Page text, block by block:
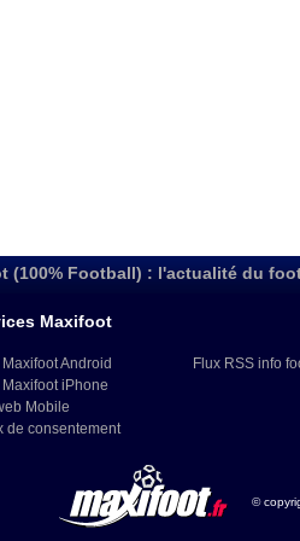
(100% Football) : l'actualité du
Maxifoot
Android
iPhone
Mobile
de consentement
Flux RSS info
©